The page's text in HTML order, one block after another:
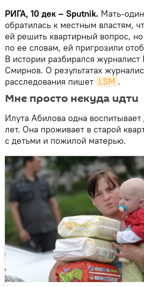
РИГА, 10 дек – Sputnik. Мать-
обратилась к местным властям,
ей решить квартирный вопрос, но
по ее словам, ей пригрозили
В истории разбирался журналист
Смирнов. О результатах
расследования пишет LSM .
Мне просто некуда идти
Илута Абилова одна воспитывает
лет. Она проживает в старой
с детьми и пожилой матерью.